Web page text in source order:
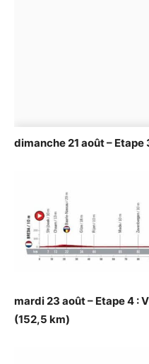
dimanche 21 août –
mardi 23 août – Etape 4 :
(152,5 km)